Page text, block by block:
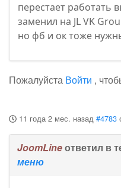
перестает
заменил на JL VK
но фб и ок тоже
Пожалуйста Войти ,
11 года 2 мес. назад #4783
JoomLineответил в
меню